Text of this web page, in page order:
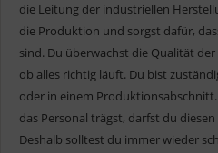
die Leitung der industriellen
die Produktion und sorgst dafür,
sind. Du überwachst die Qualität
ob alles richtig läuft. Du bist
oder in einem
das Personal trägst, darfst du
Deshalb solltest du immer wieder